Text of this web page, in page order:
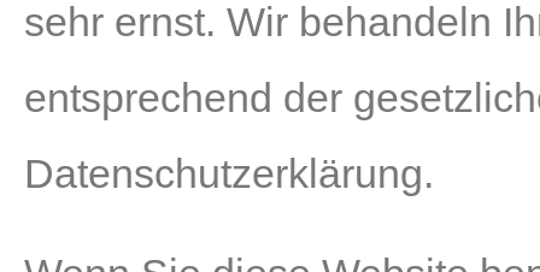
sehr ernst. Wir behandeln
entsprechend der
Datenschutzerklärung.